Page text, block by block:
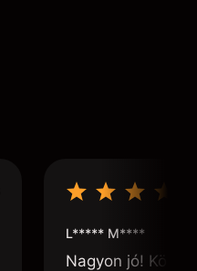
L***** M****
Nagyon jó!